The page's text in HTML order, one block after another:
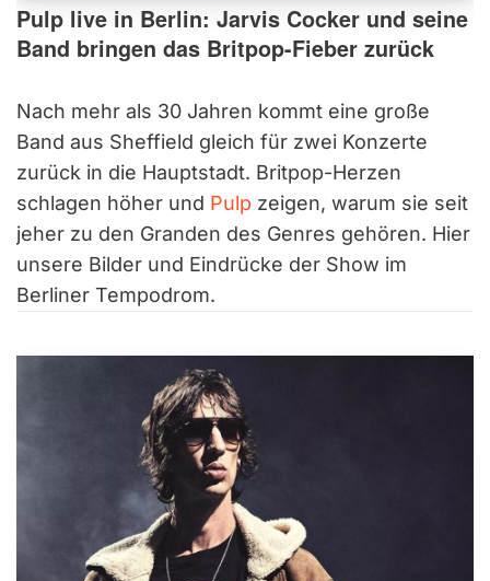
Pulp live in Berlin: Jarvis Cocker und seine
Band bringen das Britpop-Fieber zurück
Nach mehr als 30 Jahren kommt eine große
Band aus Sheffield gleich für zwei Konzerte
zurück in die Hauptstadt. Britpop-Herzen
schlagen höher und Pulp zeigen, warum sie seit
jeher zu den Granden des Genres gehören. Hier
unsere Bilder und Eindrücke der Show im
Berliner Tempodrom.